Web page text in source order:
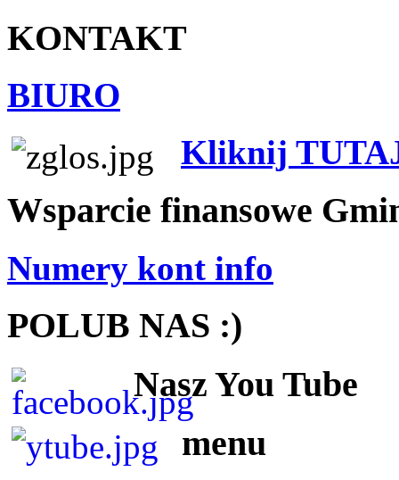
KONTAKT
BIURO
Kliknij
Wsparcie finansowe
Numery kont info
POLUB NAS :)
Nasz You Tube
menu